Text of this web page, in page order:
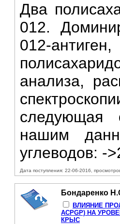
Два
012.
012-
анализа,
следующая
нашим
углеводов: -
Дата поступления: 22-06-2016,
Бондаренко
ВЛИЯНИЕ
ACPGP) НА
КРЫС